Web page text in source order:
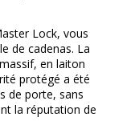
Lock, vous
de cadenas. La
en laiton
protégé a été
de porte, sans
la réputation de